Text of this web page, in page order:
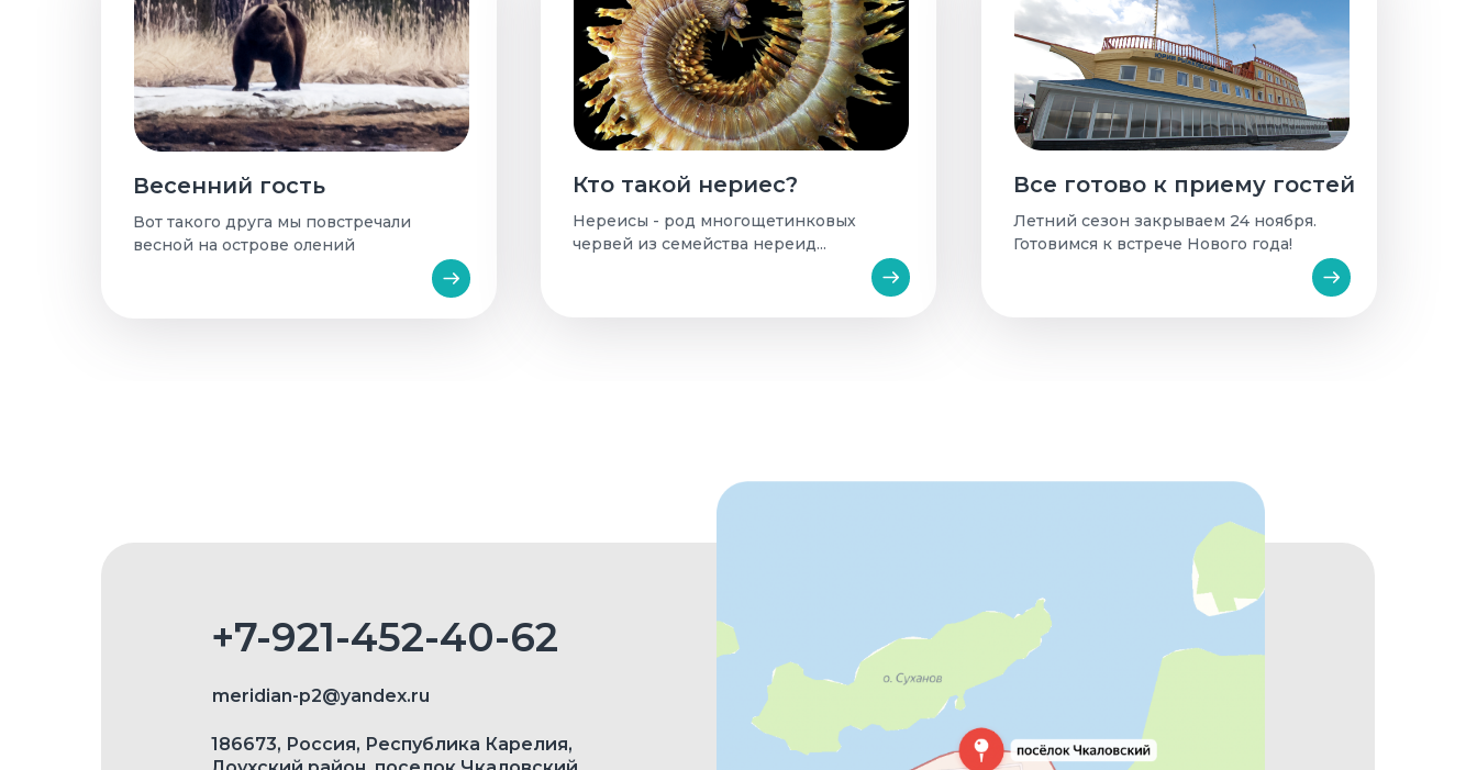
Весенний гость
Вот такого друга мы повстречали
весной на острове олений
Кто такой нериес?
Нереисы - род многощетинковых
червей из семейства нереид...
Все готово к приему гостей
Летний сезон закрываем 24 ноября.
Готовимся к встрече Нового года!
+7-921-452-40-62
meridian-p2@yandex.ru
186673, Россия, Республика Карелия,